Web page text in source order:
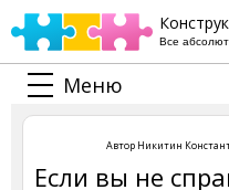
Все
Меню
Автор Никитин
Если вы не